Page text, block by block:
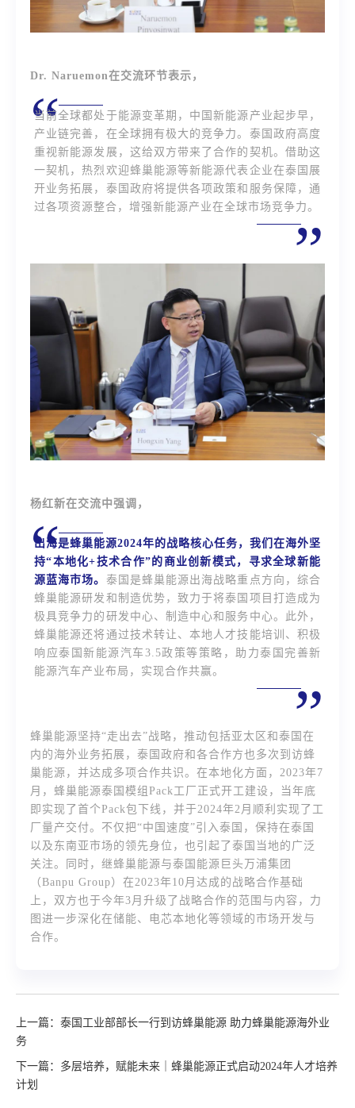
Dr. Naruemon在交流环节表示，
“
当前全球都处于能源变革期，中国新能源产业起步早，
产业链完善，在全球拥有极大的竞争力。泰国政府高度
重视新能源发展，这给双方带来了合作的契机。借助这
一契机，热烈欢迎蜂巢能源等新能源代表企业在泰国展
开业务拓展，泰国政府将提供各项政策和服务保障，通
过各项资源整合，增强新能源产业在全球市场竞争力。
”
杨红新在交流中强调，
“
出海是蜂巢能源2024年的战略核心任务，我们在海外坚
持“本地化+技术合作”的商业创新模式，寻求全球新能
源蓝海市场。 泰国是蜂巢能源出海战略重点方向，综合
蜂巢能源研发和制造优势，致力于将泰国项目打造成为
极具竞争力的研发中心、制造中心和服务中心。此外，
蜂巢能源还将通过技术转让、本地人才技能培训、积极
响应泰国新能源汽车3.5政策等策略，助力泰国完善新
能源汽车产业布局，实现合作共赢。
”
蜂巢能源坚持“走出去”战略，推动包括亚太区和泰国在
内的海外业务拓展，泰国政府和各合作方也多次到访蜂
巢能源，并达成多项合作共识。在本地化方面，2023年7
月，蜂巢能源泰国模组Pack工厂正式开工建设，当年底
即实现了首个Pack包下线，并于2024年2月顺利实现了工
厂量产交付。不仅把“中国速度”引入泰国，保持在泰国
以及东南亚市场的领先身位，也引起了泰国当地的广泛
关注。同时，继蜂巢能源与泰国能源巨头万浦集团
（Banpu Group）在2023年10月达成的战略合作基础
上，双方也于今年3月升级了战略合作的范围与内容，力
图进一步深化在储能、电芯本地化等领域的市场开发与
合作。
上一篇：泰国工业部部长一行到访蜂巢能源 助力蜂巢能源海外业
务
下一篇：多层培养，赋能未来｜蜂巢能源正式启动2024年人才培养
计划